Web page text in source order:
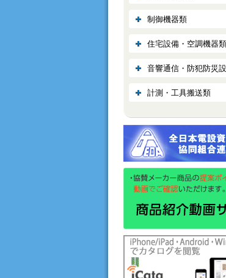
制御機器類
住宅設備・空調機器類
音響通信・防犯防災
計測・工具搬送類